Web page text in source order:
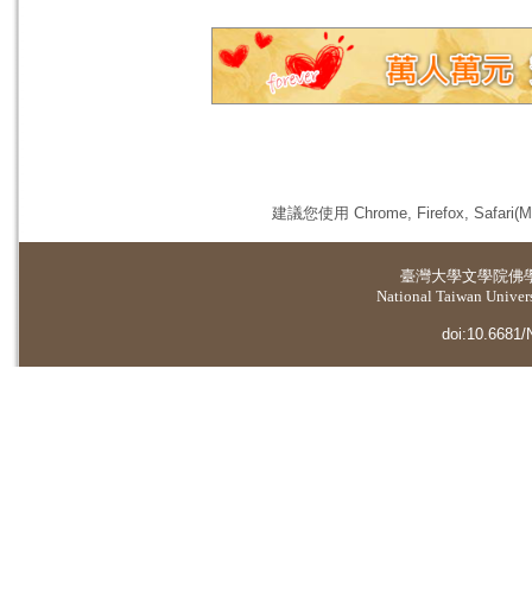
建議您使用 Chrome, Firefox,
臺灣大學文學院佛
National Taiwan
doi:10.6681/